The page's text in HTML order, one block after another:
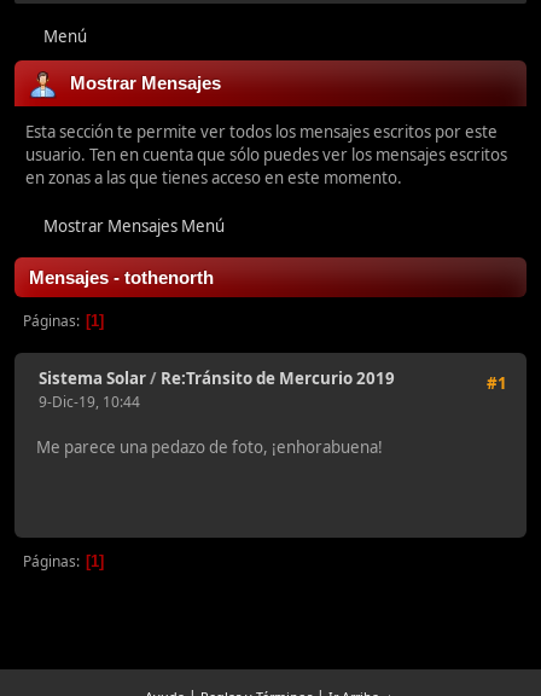
Menú
Mostrar Mensajes
Esta sección te permite ver todos los mensajes escritos por este
usuario. Ten en cuenta que sólo puedes ver los mensajes escritos
en zonas a las que tienes acceso en este momento.
Mostrar Mensajes Menú
Mensajes - tothenorth
Páginas 1
#1
Sistema Solar/ Re:Tránsito de Mercurio 2019
9-Dic-19, 10:44
Me parece una pedazo de foto, ¡enhorabuena!
Páginas 1